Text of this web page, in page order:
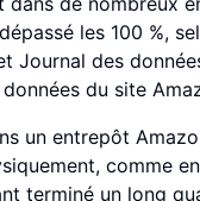
les 100 %,
Journal des
du site
un entrepôt
comme
terminé un long